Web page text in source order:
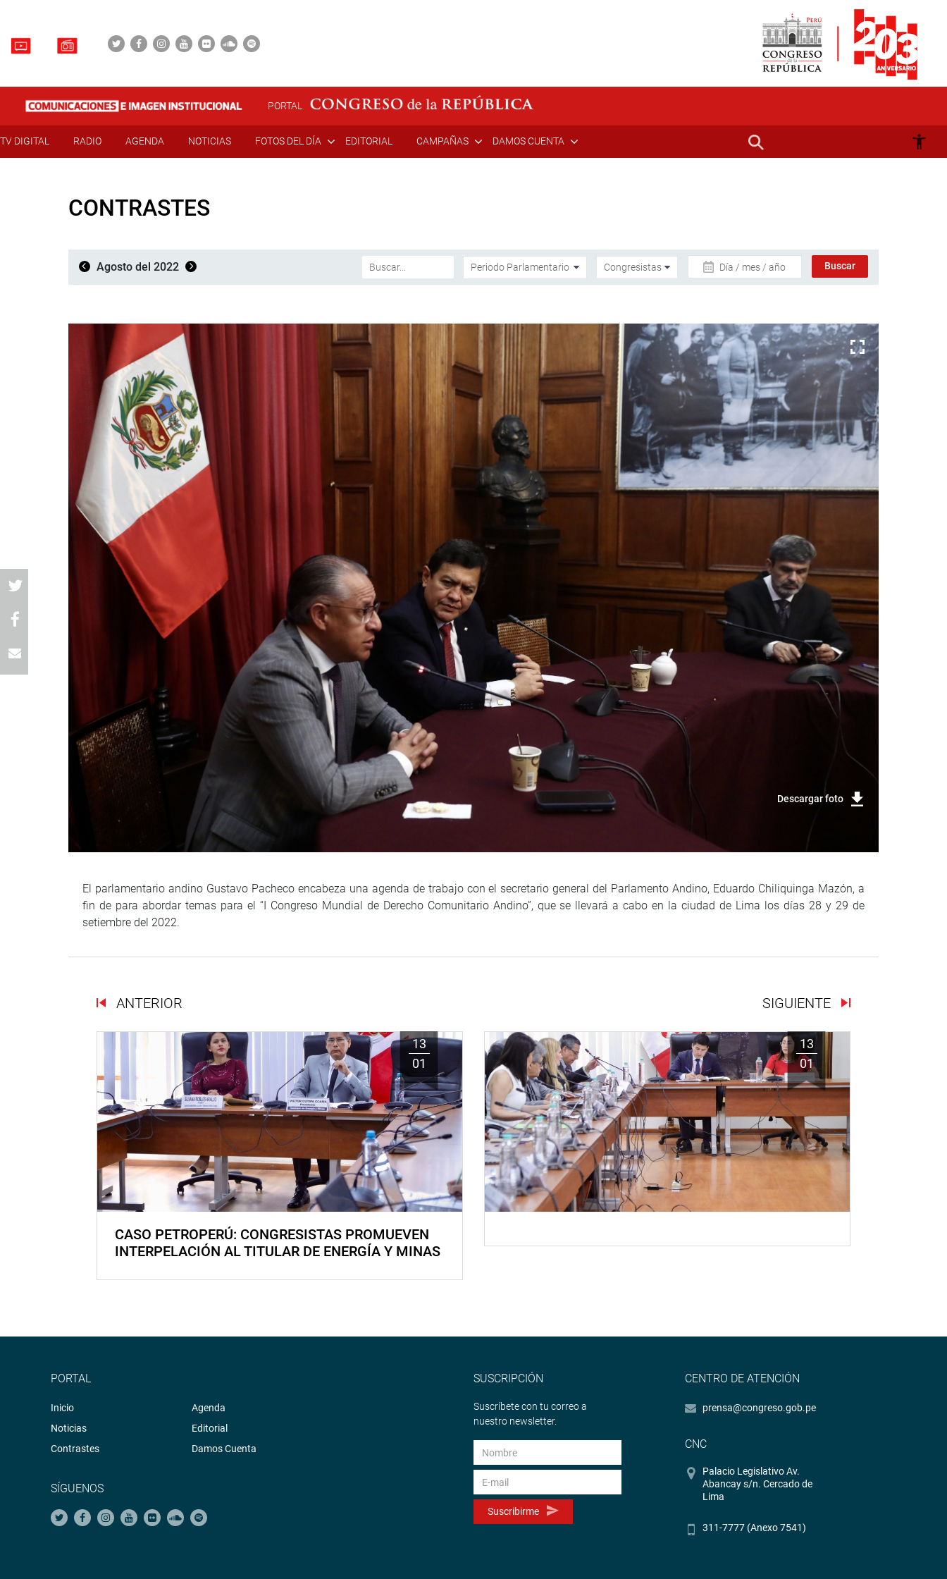
PORTAL
TV DIGITAL RADIO AGENDA NOTICIAS FOTOS DEL DÍA EDITORIAL CAMPAÑAS DAMOS CUENTA
CONTRASTES
Agosto del 2022 Día / mes / año
Descargar foto
El parlamentario andino Gustavo Pacheco encabeza una agenda de trabajo con el secretario general del Parlamento Andino, Eduardo Chiliquinga Mazón, a
fin de para abordar temas para el “I Congreso Mundial de Derecho Comunitario Andino”, que se llevará a cabo en la ciudad de Lima los días 28 y 29 de
setiembre del 2022.
ANTERIOR SIGUIENTE
13
01
CASO PETROPERÚ: CONGRESISTAS PROMUEVEN
INTERPELACIÓN AL TITULAR DE ENERGÍA Y MINAS
13
01
PORTAL
Inicio
Noticias
Contrastes
Agenda
Editorial
Damos Cuenta
SÍGUENOS
SUSCRIPCIÓN
Suscríbete con tu correo a
nuestro newsletter.
Suscribirme
CENTRO DE ATENCIÓN
prensa@congreso.gob.pe
CNC
Palacio Legislativo Av.
Abancay s/n. Cercado de
Lima
311-7777 (Anexo 7541)